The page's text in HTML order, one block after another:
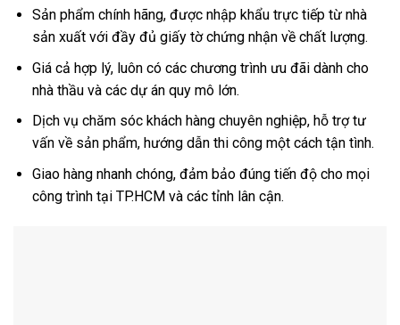
Sản phẩm chính hãng, được nhập khẩu trực tiếp từ nhà
sản xuất với đầy đủ giấy tờ chứng nhận về chất lượng.
Giá cả hợp lý, luôn có các chương trình ưu đãi dành cho
nhà thầu và các dự án quy mô lớn.
Dịch vụ chăm sóc khách hàng chuyên nghiệp, hỗ trợ tư
vấn về sản phẩm, hướng dẫn thi công một cách tận tình.
Giao hàng nhanh chóng, đảm bảo đúng tiến độ cho mọi
công trình tại TP.HCM và các tỉnh lân cận.